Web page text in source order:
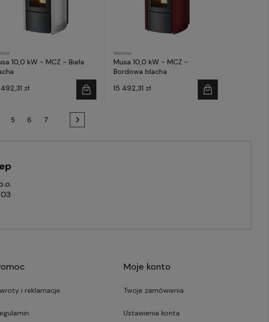
10,0 kW - MCZ - Biała
zł
Wentor
Musa 10,0 kW - MCZ -
Bordowa blacha
15 492,31 zł
5 6 7
i reklamacje
Moje konto
Twoje zamówienia
Ustawienia konta